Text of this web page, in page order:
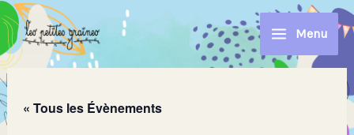
Aller
au
contenu
Menu
« Tous les Évènements